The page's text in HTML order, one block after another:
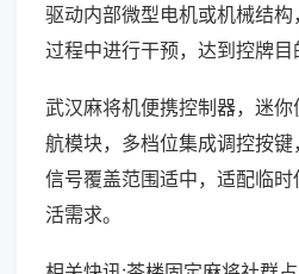
驱动内部微型电机或机械结
过程中进行干预，达到控牌目
武汉麻将机便携控制器，迷
航模块，多档位集成调控按键
信号覆盖范围适中，适配临
活需求。